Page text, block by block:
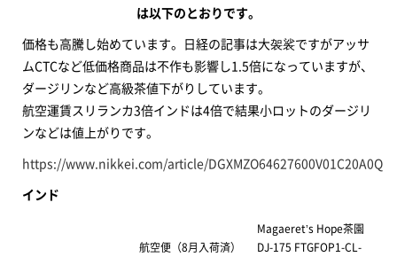
は以下のとおりです。
価格も高騰し始めています。日経の記事は大袈裟ですがアッサ
ムCTCなど低価格商品は不作も影響し1.5倍になっていますが、
ダージリンなど高級茶値下がりしています。
航空運賃スリランカ3倍インドは4倍で結果小ロットのダージリ
ンなどは値上がりです。
https://www.nikkei.com/article/
インド
航空便（8月入荷済）
Magaeret’s Hope茶園
DJ-175 FTGFOP1-CL-